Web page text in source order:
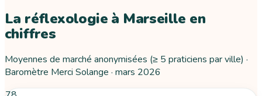
La réflexologie à Marseille en
chiffres
Moyennes de marché anonymisées (≥ 5 praticiens par ville) ·
Baromètre Merci Solange · mars 2026